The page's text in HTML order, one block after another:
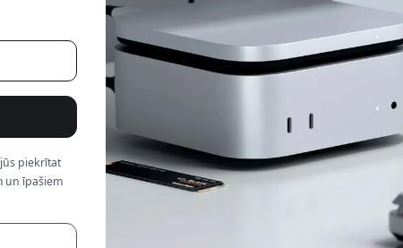
30
Klientu
piekrītat
un īpašiem